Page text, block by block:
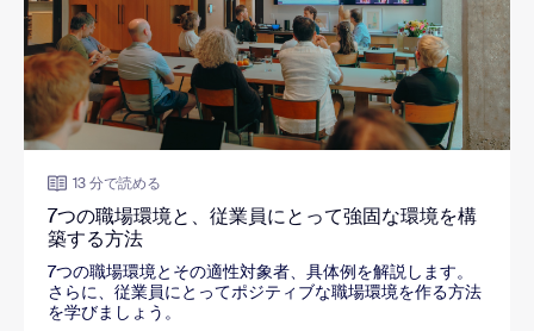
13 分で読める
7つの職場環境と、従業員にとって強固な環境を構
築する方法
7つの職場環境とその適性対象者、具体例を解説します。
さらに、従業員にとってポジティブな職場環境を作る方法
を学びましょう。